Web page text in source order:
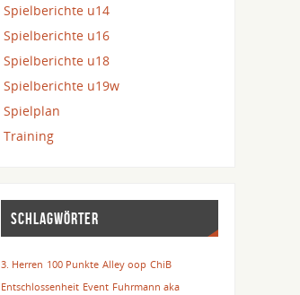
Spielberichte u14
Spielberichte u16
Spielberichte u18
Spielberichte u19w
Spielplan
Training
SCHLAGWÖRTER
3. Herren 100 Punkte Alley oop ChiB
Entschlossenheit Event Fuhrmann aka